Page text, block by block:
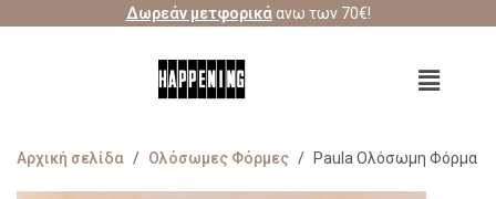
Δωρεάν μετφορικάανω των 70€!
Αρχική σελίδα / Ολόσωμες Φόρμες / Paula Ολόσωμη Φόρμα